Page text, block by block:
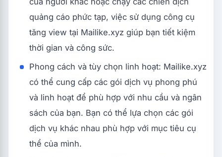
quảng cáo phức tạp, việc sử dụng công cụ
tăng view tại Mailike.xyz giúp bạn tiết kiệm
thời gian và công sức.
Phong cách và tùy chọn linh hoạt: Mailike.xyz
có thể cung cấp các gói dịch vụ phong phú
và linh hoạt để phù hợp với nhu cầu và ngân
sách của bạn. Bạn có thể lựa chọn các gói
dịch vụ khác nhau phù hợp với mục tiêu cụ
thể của mình.